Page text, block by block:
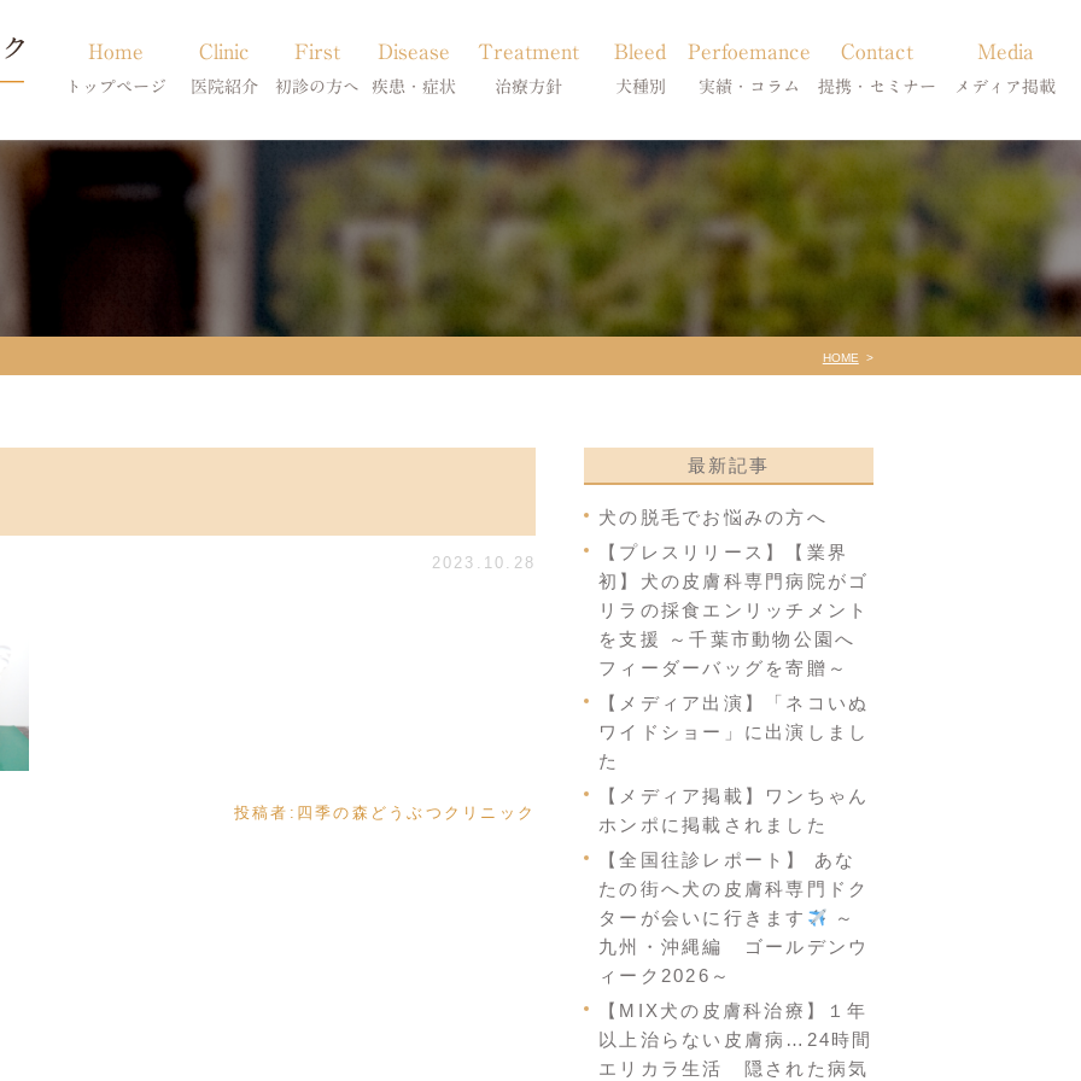
Home
トップページ
Clinic
医院紹介
当院のご紹介
First
初診の方へ
Disease
疾患・症状
アトピー・アレルギー
膿皮症・脂漏症
脱毛症・アロペシアX
Treatment
治療方針
皮膚科特別診療
スキンケア療法
Bleed
犬種別
柴犬の皮膚病
シーズーの皮膚病
フレンチブルドッグの皮膚病
Perfoemance
実績・コラム
犬種別
症状別
Contact
提携・セミナー
診療提携・セミナー開催
Media
メディア掲載
メディア掲載
HOME
2023.10.28
投稿者: 四季の森どうぶつクリニック
最新記事
犬の脱毛でお悩みの方へ
【プレスリリース】【業界
初】犬の皮膚科専門病院がゴ
リラの採食エンリッチメント
を支援 ～千葉市動物公園へ
フィーダーバッグを寄贈～
【メディア出演】「ネコいぬ
ワイドショー」に出演しまし
た
【メディア掲載】ワンちゃん
ホンポに掲載されました
【全国往診レポート】 あな
たの街へ犬の皮膚科専門ドク
ターが会いに行きます
～
九州・沖縄編 ゴールデンウ
ィーク2026～
【MIX犬の皮膚科治療】１年
以上治らない皮膚病…24時間
エリカラ生活 隠された病気